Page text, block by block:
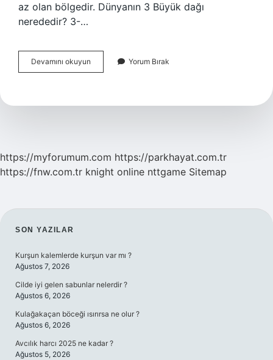
az olan bölgedir. Dünyanın 3 Büyük dağı
nerededir? 3-…
Devamını okuyun Türkiyenin
En
Nerede
Yorum Bırak
https://myforumum.com https://parkhayat.com.tr
https://fnw.com.tr knight online nttgame Sitemap
SIDEBAR
SON YAZILAR
Kurşun kalemlerde kurşun var mı ?
Ağustos 7, 2026
Cilde iyi gelen sabunlar nelerdir ?
Ağustos 6, 2026
Kulağakaçan böceği ısırırsa ne olur ?
Ağustos 6, 2026
Avcılık harcı 2025 ne kadar ?
Ağustos 5, 2026